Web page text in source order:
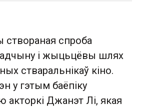
створаная спроба
і жыцьцёвы шлях
стваральнікаў кіно.
у гэтым баёпіку
акторкі Джанэт Лі, якая